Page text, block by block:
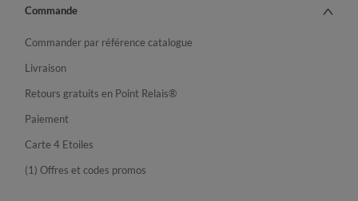
Commande
Commander par référence catalogue
Livraison
Retours gratuits en Point Relais®
Paiement
Carte 4 Etoiles
(1) Offres et codes promos